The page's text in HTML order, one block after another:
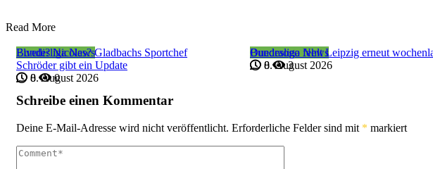
Read More
Bundesliga News
Elvedi? Nicolas? Gladbachs Sportchef
Schröder gibt ein Update
8. August 2026
0 0
Bundesliga News
Ouedraogo fehlt Leipzig erneut
8. August 2026
0 3
Schreibe einen Kommentar
Deine E-Mail-Adresse wird nicht veröffentlicht. Erforderliche Felder sind mit * markiert